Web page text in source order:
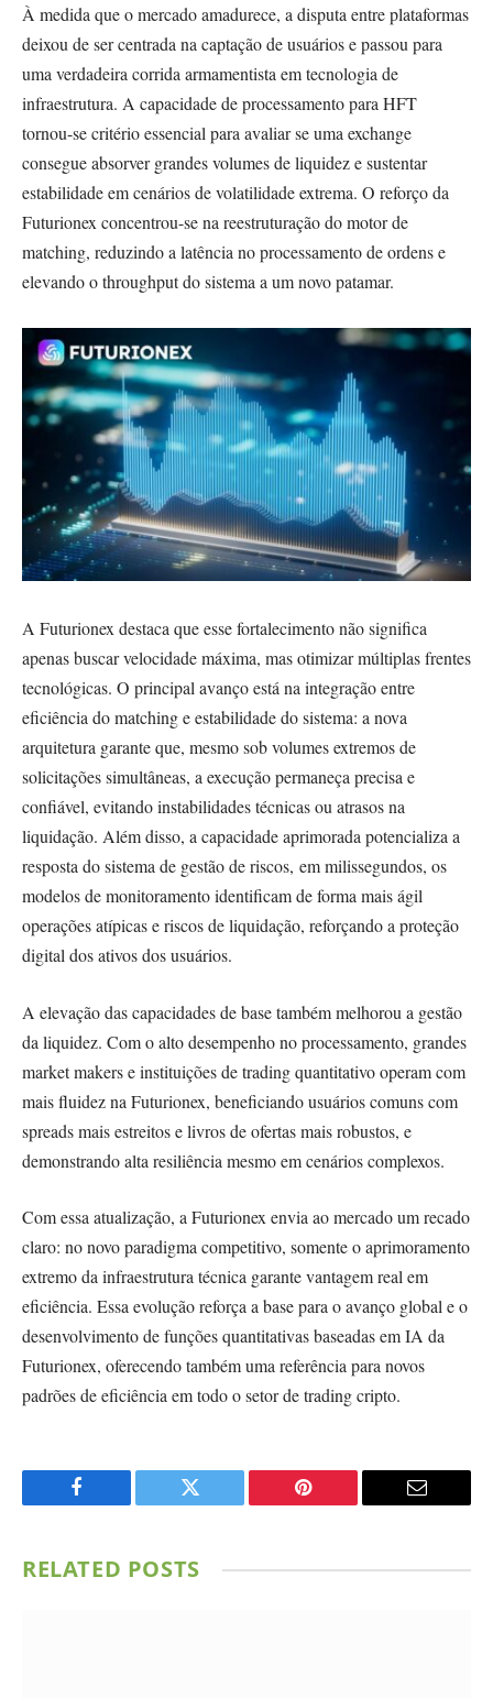
À medida que o mercado amadurece, a disputa entre plataformas
deixou de ser centrada na captação de usuários e passou para
uma verdadeira corrida armamentista em tecnologia de
infraestrutura. A capacidade de processamento para HFT
tornou-se critério essencial para avaliar se uma exchange
consegue absorver grandes volumes de liquidez e sustentar
estabilidade em cenários de volatilidade extrema. O reforço da
Futurionex concentrou-se na reestruturação do motor de
matching, reduzindo a latência no processamento de ordens e
elevando o throughput do sistema a um novo patamar.
A Futurionex destaca que esse fortalecimento não significa
apenas buscar velocidade máxima, mas otimizar múltiplas frentes
tecnológicas. O principal avanço está na integração entre
eficiência do matching e estabilidade do sistema: a nova
arquitetura garante que, mesmo sob volumes extremos de
solicitações simultâneas, a execução permaneça precisa e
confiável, evitando instabilidades técnicas ou atrasos na
liquidação. Além disso, a capacidade aprimorada potencializa a
resposta do sistema de gestão de riscos, em milissegundos, os
modelos de monitoramento identificam de forma mais ágil
operações atípicas e riscos de liquidação, reforçando a proteção
digital dos ativos dos usuários.
A elevação das capacidades de base também melhorou a gestão
da liquidez. Com o alto desempenho no processamento, grandes
market makers e instituições de trading quantitativo operam com
mais fluidez na Futurionex, beneficiando usuários comuns com
spreads mais estreitos e livros de ofertas mais robustos, e
demonstrando alta resiliência mesmo em cenários complexos.
Com essa atualização, a Futurionex envia ao mercado um recado
claro: no novo paradigma competitivo, somente o aprimoramento
extremo da infraestrutura técnica garante vantagem real em
eficiência. Essa evolução reforça a base para o avanço global e o
desenvolvimento de funções quantitativas baseadas em IA da
Futurionex, oferecendo também uma referência para novos
padrões de eficiência em todo o setor de trading cripto.
Facebook Twitter Pinterest Email
RELATED POSTS